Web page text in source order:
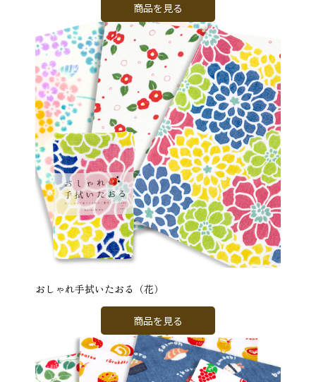
商品を見る
おしゃれ手拭いたおる（花）
商品を見る